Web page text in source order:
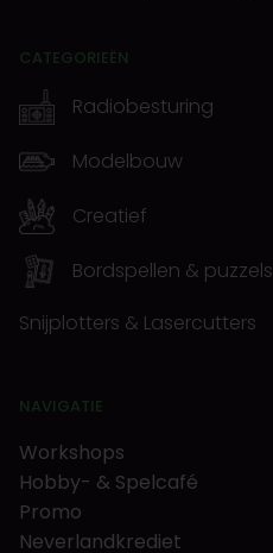
CATEGORIEËN
Radiobesturing
Modelbouw
Creatief
Bordspellen & puzzels
Snijplotters & Lasercutters
NAVIGATIE
Workshops
Hobby- & Spelcafé
Promo
Neverlandkrediet